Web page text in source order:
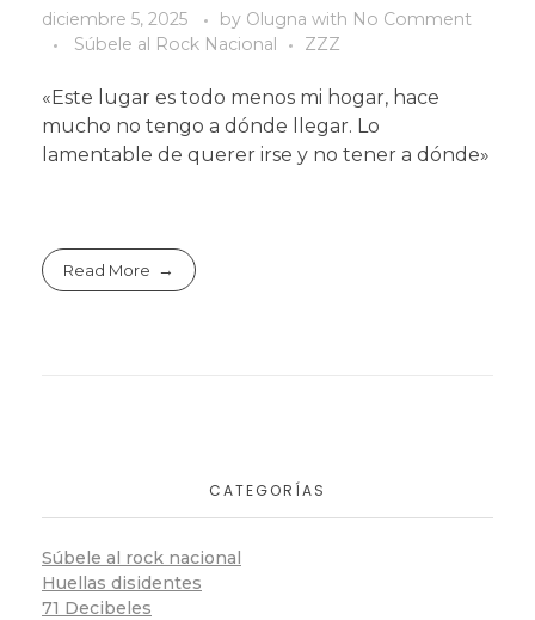
diciembre 5, 2025 by Olugna with No Comment
Súbele al Rock Nacional
ZZZ
«Este lugar es todo menos mi hogar, hace
mucho no tengo a dónde llegar. Lo
lamentable de querer irse y no tener a dónde»
Read More
CATEGORÍAS
Súbele al rock nacional
Huellas disidentes
71 Decibeles